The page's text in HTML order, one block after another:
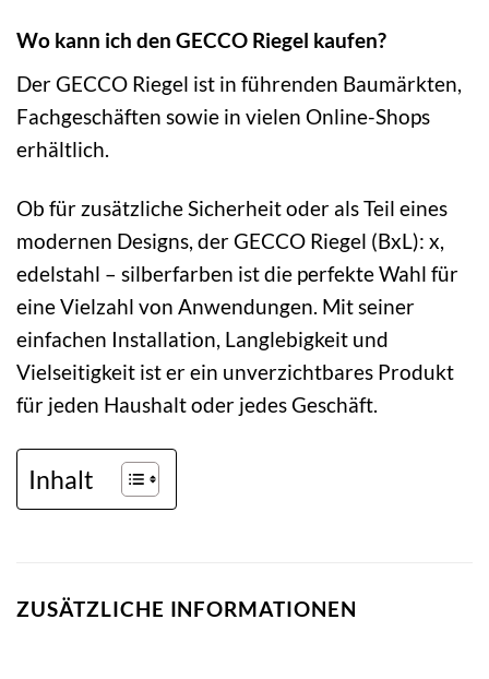
Wo kann ich den GECCO Riegel kaufen?
Der GECCO Riegel ist in führenden Baumärkten,
Fachgeschäften sowie in vielen Online-Shops
erhältlich.
Ob für zusätzliche Sicherheit oder als Teil eines
modernen Designs, der GECCO Riegel (BxL): x,
edelstahl – silberfarben ist die perfekte Wahl für
eine Vielzahl von Anwendungen. Mit seiner
einfachen Installation, Langlebigkeit und
Vielseitigkeit ist er ein unverzichtbares Produkt
für jeden Haushalt oder jedes Geschäft.
Inhalt
ZUSÄTZLICHE INFORMATIONEN